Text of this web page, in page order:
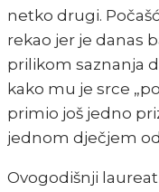
netko drugi.
rekao jer je danas
prilikom saznanja
kako mu je srce
primio još jedno
jednom dječjem
Ovogodišnji